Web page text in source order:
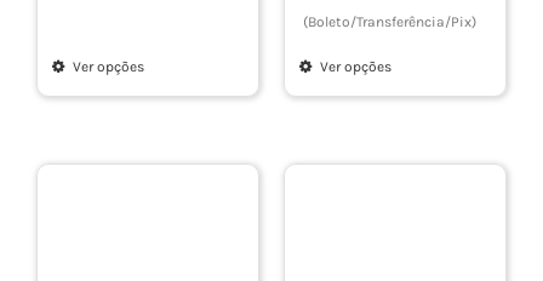
Ver opções
Este
tem
(Boleto/Transferência/Pix)
Ver opções
Este
tem